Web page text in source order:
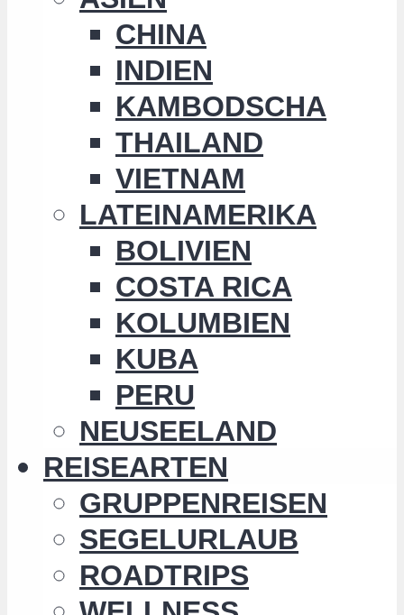
CHINA
INDIEN
KAMBODSCHA
THAILAND
VIETNAM
LATEINAMERIKA
BOLIVIEN
COSTA RICA
KOLUMBIEN
KUBA
PERU
NEUSEELAND
REISEARTEN
GRUPPENREISEN
SEGELURLAUB
ROADTRIPS